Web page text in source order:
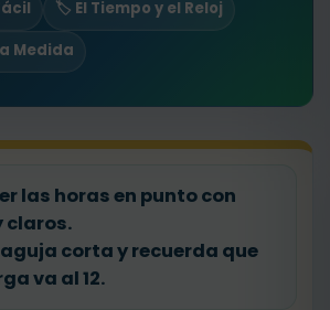
🏷️ El Tiempo y el Reloj
Medida
las horas en punto con
claros.
corta y recuerda que
va al 12.